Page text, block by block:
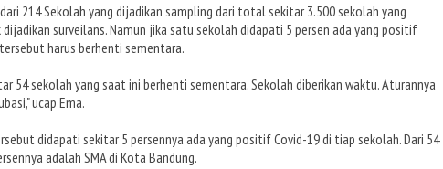
214 Sekolah yang dijadikan sampling dari total sekitar 3.500 sekolah yang
surveilans. Namun jika satu sekolah didapati 5 persen ada yang positif
harus berhenti sementara.
54 sekolah yang saat ini berhenti sementara. Sekolah diberikan waktu. Aturannya
ucap Ema.
didapati sekitar 5 persennya ada yang positif Covid-19 di tiap sekolah. Dari 54
adalah SMA di Kota Bandung.